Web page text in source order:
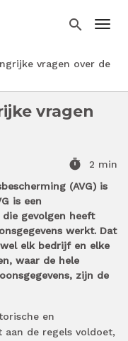
search
vragen over de
vragen
timer
2 min
(AVG) is
is een
gevolgen heeft
werkt. Dat
elk bedrijf en elke
waar de hele
zijn de
en
aan de regels voldoet,